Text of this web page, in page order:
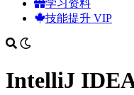
学习资料
技能提升 VIP
IntelliJ